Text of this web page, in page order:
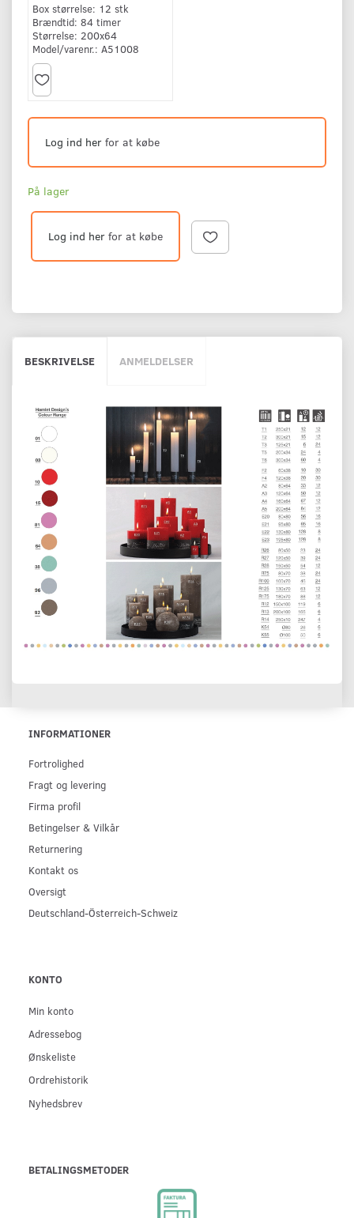
Box størrelse: 12 stk
Brændtid: 84 timer
Størrelse: 200x64
Model/varenr.: A51008
Log ind her for at købe
På lager
Log ind her for at købe
BESKRIVELSE ANMELDELSER
INFORMATIONER
Fortrolighed
Fragt og levering
Firma profil
Betingelser & Vilkår
Returnering
Kontakt os
Oversigt
Deutschland-Österreich-Schweiz
KONTO
Min konto
Adressebog
Ønskeliste
Ordrehistorik
Nyhedsbrev
BETALINGSMETODER